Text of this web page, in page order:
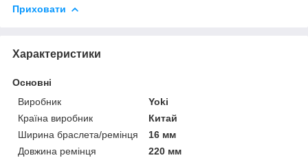
Приховати
Характеристики
Основні
Виробник
Yoki
Країна виробник
Китай
Ширина браслета/ремінця
16 мм
Довжина ремінця
220 мм